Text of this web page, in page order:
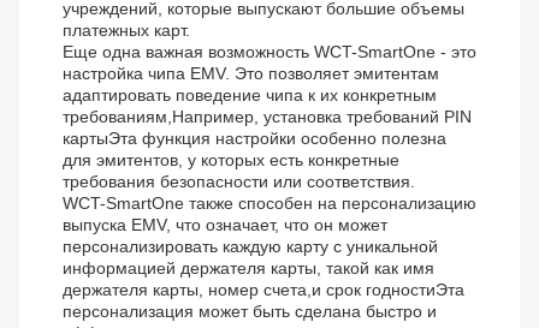
учреждений, которые выпускают большие объемы
платежных карт.
Еще одна важная возможность WCT-SmartOne - это
настройка чипа EMV. Это позволяет эмитентам
адаптировать поведение чипа к их конкретным
требованиям,Например, установка требований PIN
картыЭта функция настройки особенно полезна
для эмитентов, у которых есть конкретные
требования безопасности или соответствия.
WCT-SmartOne также способен на персонализацию
выпуска EMV, что означает, что он может
персонализировать каждую карту с уникальной
информацией держателя карты, такой как имя
держателя карты, номер счета,и срок годностиЭта
персонализация может быть сделана быстро и